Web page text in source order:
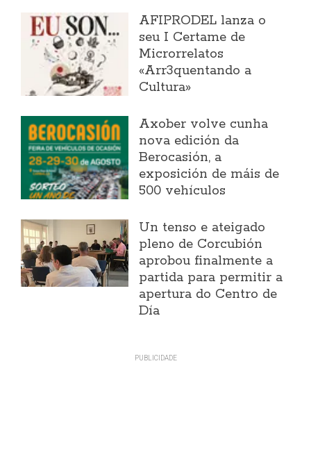
AFIPRODEL lanza o
seu I Certame de
Microrrelatos
«Arr3quentando a
Cultura»
Axober volve cunha
nova edición da
Berocasión, a
exposición de máis de
500 vehículos
Un tenso e ateigado
pleno de Corcubión
aprobou finalmente a
partida para permitir a
apertura do Centro de
Día